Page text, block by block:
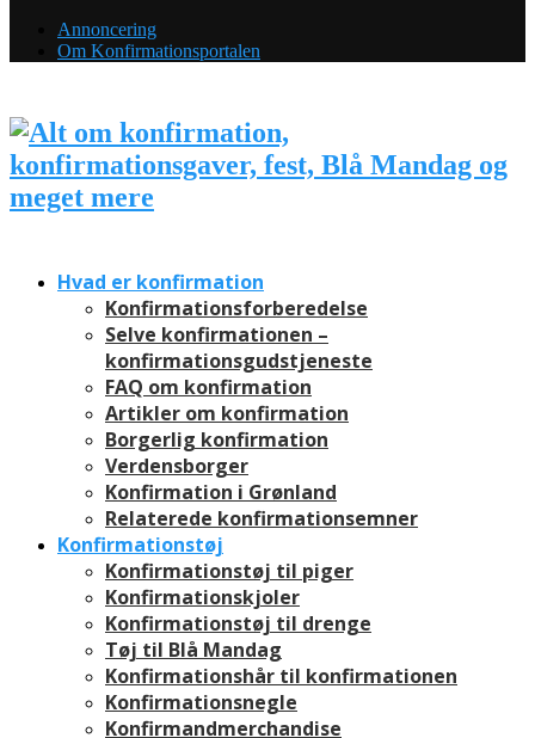
Annoncering
Om Konfirmationsportalen
Hvad er konfirmation
Konfirmationsforberedelse
Selve konfirmationen –
konfirmationsgudstjeneste
FAQ om konfirmation
Artikler om konfirmation
Borgerlig konfirmation
Verdensborger
Konfirmation i Grønland
Relaterede konfirmationsemner
Konfirmationstøj
Konfirmationstøj til piger
Konfirmationskjoler
Konfirmationstøj til drenge
Tøj til Blå Mandag
Konfirmationshår til konfirmationen
Konfirmationsnegle
Konfirmandmerchandise